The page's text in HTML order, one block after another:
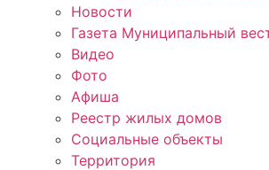
Новости
Газета Муниципальный
Видео
Фото
Афиша
Реестр жилых домов
Социальные объекты
Территория